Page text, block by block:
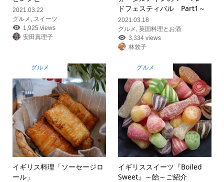
2021.03.22
グルメ , スイーツ
1,925 views
安田真理子
ドフェスティバル Part1～
2021.03.18
グルメ ,英国料理とお酒
3,334 views
林敦子
グルメ
イギリス料理「ソーセージロ
ール」
グルメ
イギリススイーツ『Boiled
Sweet』～飴～ご紹介